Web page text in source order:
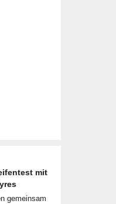
mit
gemeinsam